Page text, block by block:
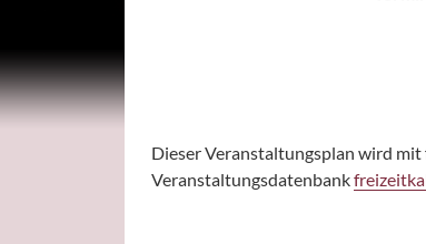
Dieser Veranstaltungsplan wird
Veranstaltungsdatenbank